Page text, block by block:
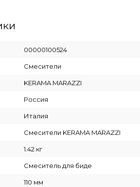
00000100524
Смесители
KERAMA MARAZZI
Россия
Италия
Смесители KERAMA MARAZZI
1.42 кг
Смеситель для биде
110 мм